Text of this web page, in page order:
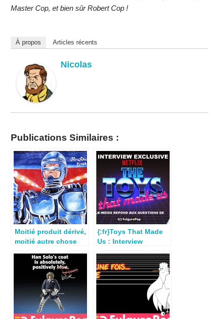
Master Cop, et bien sûr Robert Cop !
À propos Articles récents
Nicolas
Publications Similaires :
Moitié produit dérivé,
moitié autre chose
{:fr}Toys That Made
Us : Interview
that made us :
exclusive interview
with Brian Volk-